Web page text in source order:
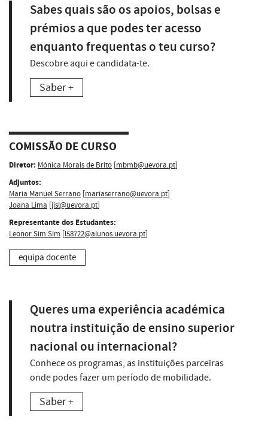
Sabes quais são os apoios, bolsas e
prémios a que podes ter acesso
enquanto frequentas o teu curso?
Descobre aqui e candidata-te.
Saber +
COMISSÃO DE CURSO
Diretor: Mónica Morais de Brito [mbmb@uevora.pt]
Adjuntos:
Maria Manuel Serrano [mariaserrano@uevora.pt]
Joana Lima [jisl@uevora.pt]
Representante dos Estudantes:
Leonor Sim Sim [l58722@alunos.uevora.pt]
equipa docente
Queres uma experiência académica
noutra instituição de ensino superior
nacional ou internacional?
Conhece os programas, as instituições parceiras
onde podes fazer um período de mobilidade.
Saber +